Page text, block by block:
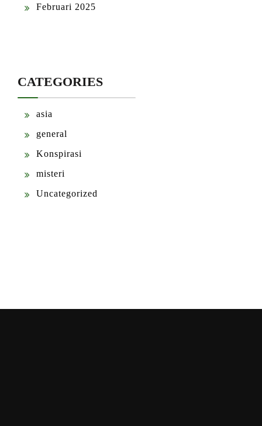
Februari 2025
CATEGORIES
asia
general
Konspirasi
misteri
Uncategorized